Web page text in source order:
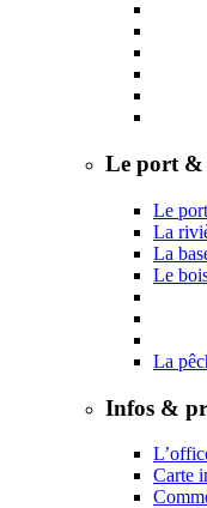
Le port &
Le port
La
La
Le
La
Infos &
Carte